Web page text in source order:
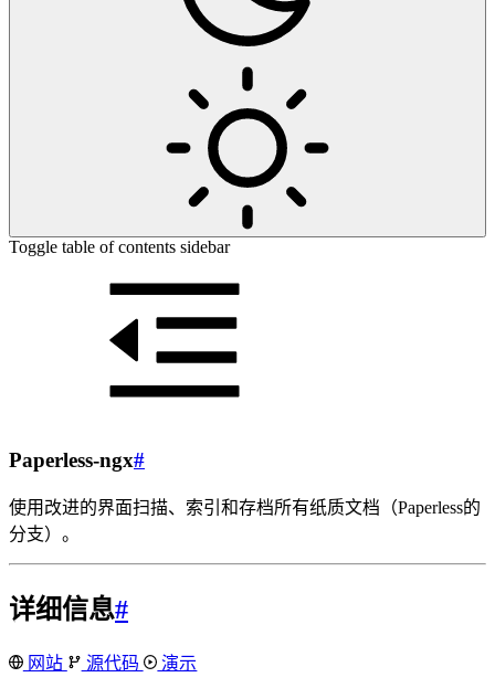
Toggle table of contents sidebar
Paperless-ngx#
使用改进的界面扫描、索引和存档所有纸质文档（Paperless的
分支）。
详细信息#
网站 源代码 演示